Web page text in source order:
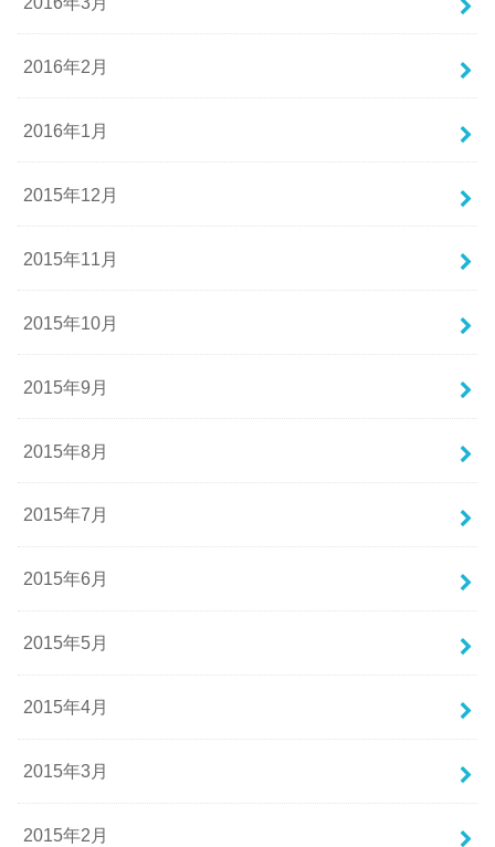
2016年2月
2016年1月
2015年12月
2015年11月
2015年10月
2015年9月
2015年8月
2015年7月
2015年6月
2015年5月
2015年4月
2015年3月
2015年2月